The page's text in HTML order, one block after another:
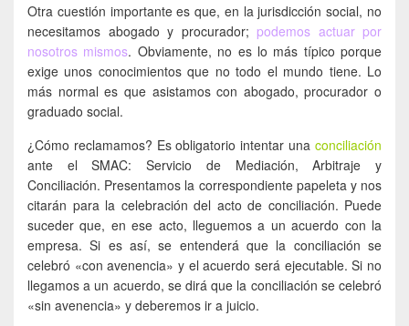
Otra cuestión importante es que, en la jurisdicción social, no
necesitamos abogado y procurador; podemos actuar por
nosotros mismos. Obviamente, no es lo más típico porque
exige unos conocimientos que no todo el mundo tiene. Lo
más normal es que asistamos con abogado, procurador o
graduado social.
¿Cómo reclamamos? Es obligatorio intentar una conciliación
ante el SMAC: Servicio de Mediación, Arbitraje y
Conciliación. Presentamos la correspondiente papeleta y nos
citarán para la celebración del acto de conciliación. Puede
suceder que, en ese acto, lleguemos a un acuerdo con la
empresa. Si es así, se entenderá que la conciliación se
celebró «con avenencia» y el acuerdo será ejecutable. Si no
llegamos a un acuerdo, se dirá que la conciliación se celebró
«sin avenencia» y deberemos ir a juicio.